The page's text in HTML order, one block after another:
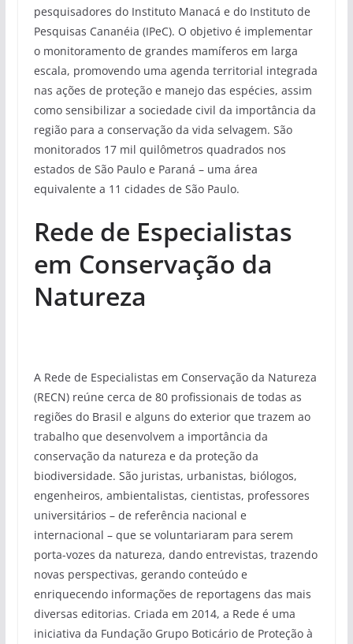
pesquisadores do Instituto Manacá e do Instituto de
Pesquisas Cananéia (IPeC). O objetivo é implementar
o monitoramento de grandes mamíferos em larga
escala, promovendo uma agenda territorial integrada
nas ações de proteção e manejo das espécies, assim
como sensibilizar a sociedade civil da importância da
região para a conservação da vida selvagem. São
monitorados 17 mil quilômetros quadrados nos
estados de São Paulo e Paraná – uma área
equivalente a 11 cidades de São Paulo.
Rede de Especialistas
em Conservação da
Natureza
A Rede de Especialistas em Conservação da Natureza
(RECN) reúne cerca de 80 profissionais de todas as
regiões do Brasil e alguns do exterior que trazem ao
trabalho que desenvolvem a importância da
conservação da natureza e da proteção da
biodiversidade. São juristas, urbanistas, biólogos,
engenheiros, ambientalistas, cientistas, professores
universitários – de referência nacional e
internacional – que se voluntariaram para serem
porta-vozes da natureza, dando entrevistas, trazendo
novas perspectivas, gerando conteúdo e
enriquecendo informações de reportagens das mais
diversas editorias. Criada em 2014, a Rede é uma
iniciativa da Fundação Grupo Boticário de Proteção à